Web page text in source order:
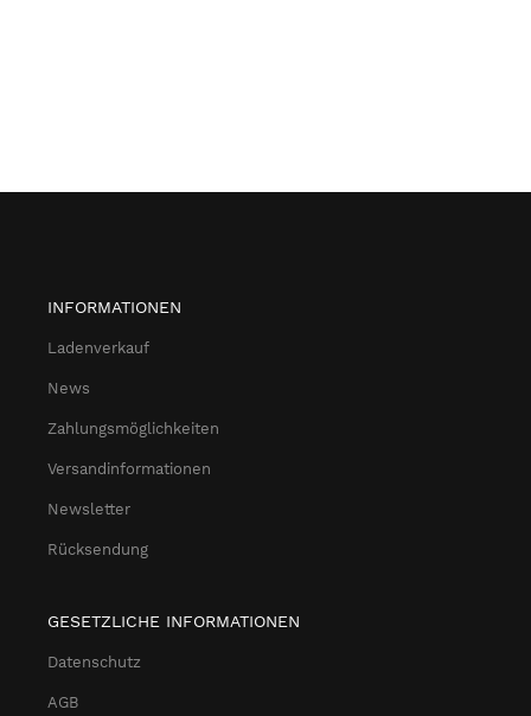
INFORMATIONEN
Ladenverkauf
News
Zahlungsmöglichkeiten
Versandinformationen
Newsletter
Rücksendung
GESETZLICHE INFORMATIONEN
Datenschutz
AGB